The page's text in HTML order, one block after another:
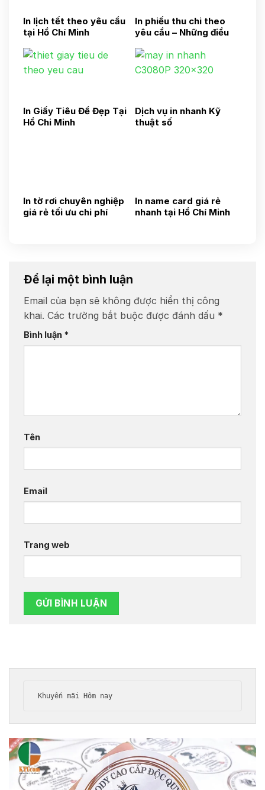
Khuyến mãi Hôm nay
In lịch tết theo yêu cầu
tại Hồ Chí Minh
In phiếu thu chi theo
yêu cầu – Những điều
In Giấy Tiêu Đề Đẹp Tại
Hồ Chi Minh
Dịch vụ in nhanh Kỹ
thuật số
In tờ rơi chuyên nghiệp
giá rẻ tối ưu chi phí
In name card giá rẻ
nhanh tại Hồ Chí Minh
Để lại một bình luận
Email của bạn sẽ không được hiển thị công
khai. Các trường bắt buộc được đánh dấu *
Bình luận *
Tên
Email
Trang web